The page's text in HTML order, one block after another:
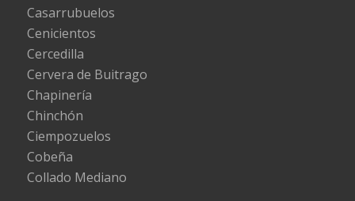
Casarrubuelos
Cenicientos
Cercedilla
Cervera de Buitrago
Chapinería
Chinchón
Ciempozuelos
Cobeña
Collado Mediano